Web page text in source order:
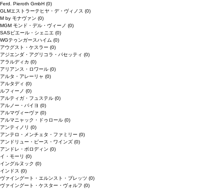
Ferd. Pieroth GmbH (0)
GLMエストラーテヒヤ・デ・ヴィノス (0)
M by モナヴァン (0)
MGM モンド・デル・ヴィーノ (0)
SASピエール・シェニエ (0)
WGテゥンガースハイム (0)
アウグスト・ケスラー (0)
アジエンダ・アグリコラ・パセッティ (0)
アラルディカ (0)
アリアンス・ロワール (0)
アルタ・アレーリャ (0)
アルタディ (0)
ルフィーノ (0)
アルティガ・フュステル (0)
アルノー・バイヨ (0)
アルマヴィーヴァ (0)
アルマニャック・ドゥロール (0)
アンティノリ (0)
アンテロ・メンチェタ・ファミリー (0)
アンドリュー・ピース・ワインズ (0)
アンドレ・ボロディン (0)
イ・モーリ (0)
イングルヌック (0)
インドス (0)
ヴァイングート・エルンスト・ブレッツ (0)
ヴァイングート・ケスター・ヴォルフ (0)